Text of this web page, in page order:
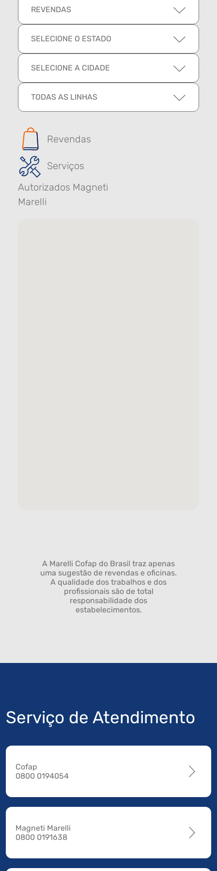
REVENDAS
SELECIONE O ESTADO
SELECIONE A CIDADE
TODAS AS LINHAS
Revendas
Serviços
Autorizados Magneti
Marelli
A Marelli Cofap do Brasil traz apenas
uma sugestão de revendas e oficinas.
A qualidade dos trabalhos e dos
profissionais são de total
responsabilidade dos
estabelecimentos.
Serviço de Atendimento
Cofap
0800 0194054
Magneti Marelli
0800 0191638